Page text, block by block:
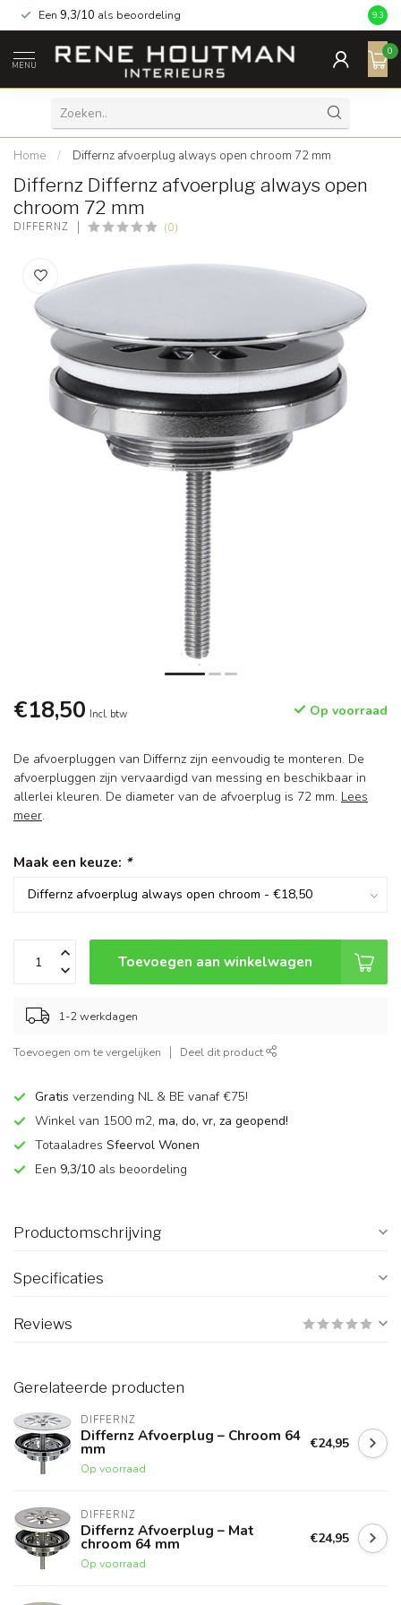
Een 9,3/10 als beoordeling 9.3
MENU
0
Home / Differnz afvoerplug always open chroom 72 mm
Differnz Differnz afvoerplug always open
chroom 72 mm
DIFFERNZ (0)
€18,50 Incl. btw Op voorraad
De afvoerpluggen van Differnz zijn eenvoudig te monteren. De
afvoerpluggen zijn vervaardigd van messing en beschikbaar in
allerlei kleuren. De diameter van de afvoerplug is 72 mm. Lees
meer.
Maak een keuze: *
Toevoegen aan winkelwagen
1-2 werkdagen
Toevoegen om te vergelijken Deel dit product
Gratis verzending NL & BE vanaf €75!
Winkel van 1500 m2, ma, do, vr, za geopend!
Totaaladres Sfeervol Wonen
Een 9,3/10 als beoordeling
Productomschrijving
Specificaties
Reviews
Gerelateerde producten
DIFFERNZ
Differnz Afvoerplug – Chroom 64
mm
Op voorraad
€24,95
DIFFERNZ
Differnz Afvoerplug – Mat
chroom 64 mm
Op voorraad
€24,95